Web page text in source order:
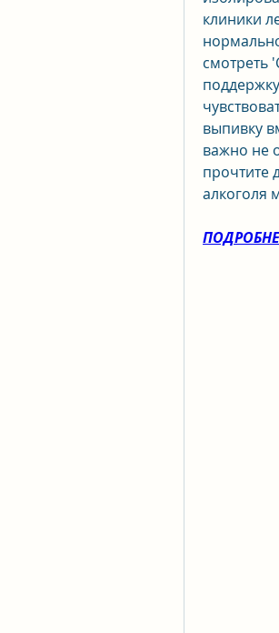
клиники
смотреть
выпивку
важно не
прочтите
алкоголя